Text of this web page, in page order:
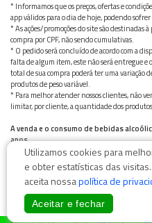
* Informamos que os preços, ofertas e
app válidos para o dia de hoje, podendo
* As ações/promoções do site são destinadas
compra por CPF, não sendo cumulativas.
* O pedido será concluído de acordo com a
falta de algum item, este não será entregue e
total de sua compra poderá ter uma variação
produtos de peso variável.
* Para melhor atender nossos clientes, não
limitar, por cliente, a quantidade dos
A venda e o consumo de bebidas
anos.
Bebida alcoólica pode causar dependência
Beba com moderação
Utilizamos cookies para
e obter estatísticas das
aceita nossapolítica de
Aceitar e fechar